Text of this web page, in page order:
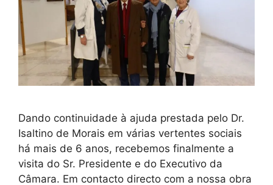
Dando continuidade à ajuda prestada pelo Dr.
Isaltino de Morais em várias vertentes sociais
há mais de 6 anos, recebemos finalmente a
visita do Sr. Presidente e do Executivo da
Câmara. Em contacto directo com a nossa obra